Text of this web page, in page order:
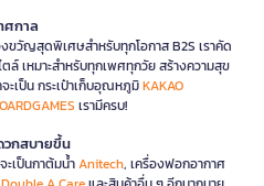
ศกาล
วัญสุดพิเศษสำหรับทุกโอกาส B2S เราคัด
ล์ เหมาะสำหรับทุกเพศทุกวัย สร้างความสุข
เป็น กระเป๋าเก็บอุณหภูมิKAKAO
เรามีครบ!
วกสบายขึ้น
ะเป็นกาต้มน้ำAnitech, เครื่องฟอกอากาศ